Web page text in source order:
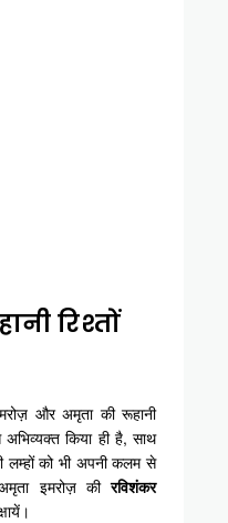
रिश्तों
और अमृता की रूहानी
किया ही है, साथ
लम्हों को भी अपनी कलम से
इमरोज़ कीरविशंकर